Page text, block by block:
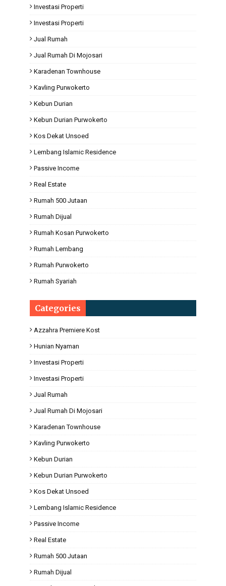
Investasi Properti
Investasi Properti
Jual Rumah
Jual Rumah Di Mojosari
Karadenan Townhouse
Kavling Purwokerto
Kebun Durian
Kebun Durian Purwokerto
Kos Dekat Unsoed
Lembang Islamic Residence
Passive Income
Real Estate
Rumah 500 Jutaan
Rumah Dijual
Rumah Kosan Purwokerto
Rumah Lembang
Rumah Purwokerto
Rumah Syariah
Categories
Azzahra Premiere Kost
Hunian Nyaman
Investasi Properti
Investasi Properti
Jual Rumah
Jual Rumah Di Mojosari
Karadenan Townhouse
Kavling Purwokerto
Kebun Durian
Kebun Durian Purwokerto
Kos Dekat Unsoed
Lembang Islamic Residence
Passive Income
Real Estate
Rumah 500 Jutaan
Rumah Dijual